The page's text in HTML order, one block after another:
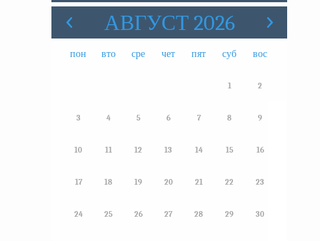
АВГУСТ 2026
пон вто сре чет пят суб вос
1 2
3 4 5 6 7 8 9
10 11 12 13 14 15 16
17 18 19 20 21 22 23
24 25 26 27 28 29 30